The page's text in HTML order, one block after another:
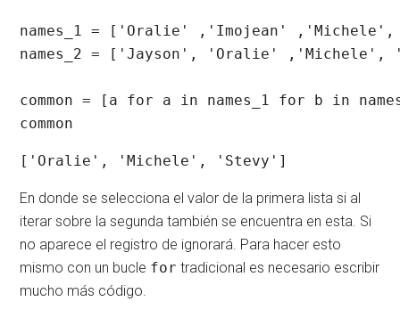
names_1 = ['Oralie' ,'Imojean'
names_2 = ['Jayson', 'Oralie'
common = [a for a in names_1 for b in
common
['Oralie', 'Michele', 'Stevy']
En donde se selecciona el valor de la primera lista si al
iterar sobre la segunda también se encuentra en esta. Si
no aparece el registro de ignorará. Para hacer esto
mismo con un bucle for tradicional es necesario escribir
mucho más código.